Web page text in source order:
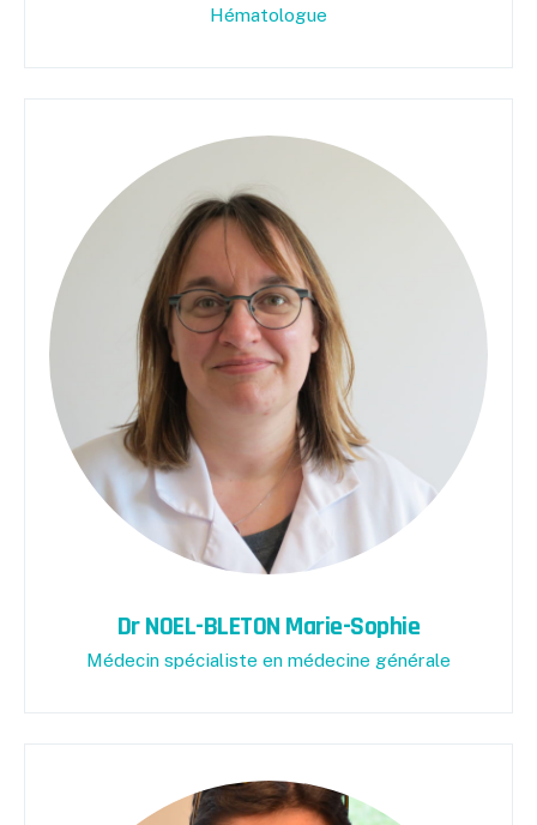
Hématologue
Dr NOEL-BLETON Marie-Sophie
Médecin spécialiste en médecine générale